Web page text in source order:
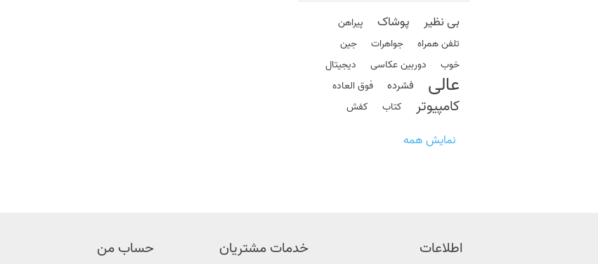
بی نظیر پوشاک
پیراهن
تلفن همراه
جواهرات
جین
خوب
دوربین عکاسی دیجیتال
عالی فشرده فوق العاده
کامپیوتر کتاب کفش
نمایش همه
اطلاعات خدمات مشتریان حساب من